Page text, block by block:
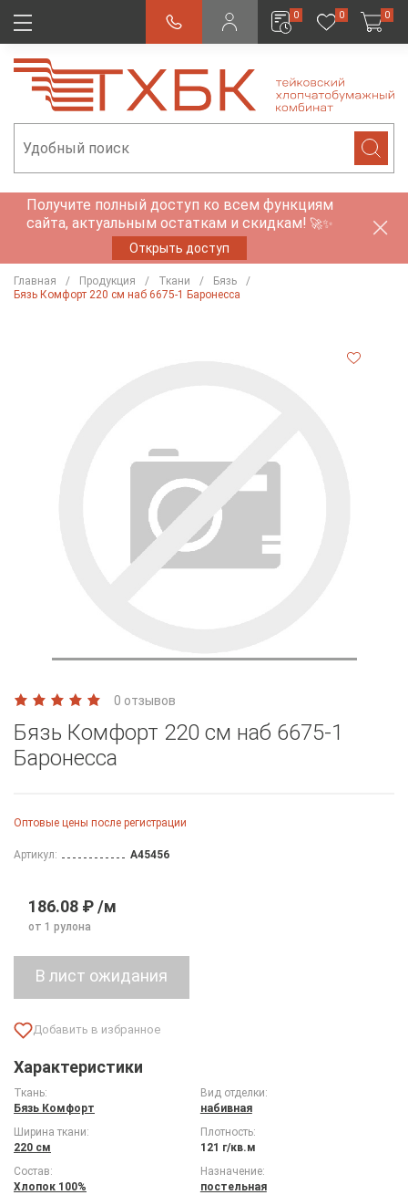
0 0 0
Получите полный доступ ко всем функциям
сайта, актуальным остаткам и скидкам! 🚀✨
Открыть доступ
Главная Продукция Ткани
Бязь
Бязь Комфорт 220 см наб 6675-1 Баронесса
0 отзывов
Бязь Комфорт 220 см наб 6675-1
Баронесса
Оптовые цены после регистрации
Артикул: A45456
186.08 ₽ /м
от 1 рулона
Характеристики
Ткань:
Бязь Комфорт
Вид отделки:
набивная
Ширина ткани:
220 см
Плотность:
121 г/кв.м
Состав:
Хлопок 100%
Назначение:
постельная